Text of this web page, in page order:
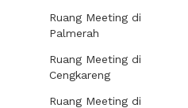
Ruang Meeting di
Palmerah
Ruang Meeting di
Cengkareng
Ruang Meeting di